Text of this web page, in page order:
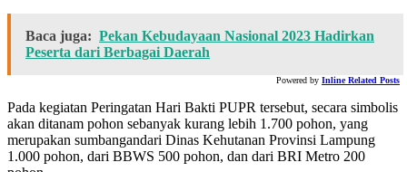
Baca juga: Pekan Kebudayaan Nasional 2023 Hadirkan
Peserta dari Berbagai Daerah
Powered by Inline Related Posts
Pada kegiatan Peringatan Hari Bakti PUPR tersebut, secara simbolis
akan ditanam pohon sebanyak kurang lebih 1.700 pohon, yang
merupakan sumbangandari Dinas Kehutanan Provinsi Lampung
1.000 pohon, dari BBWS 500 pohon, dan dari BRI Metro 200